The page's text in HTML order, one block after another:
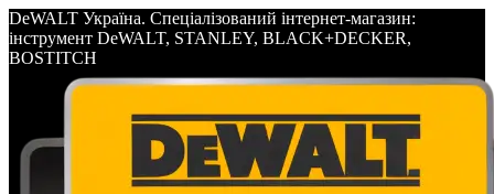
DeWALT Україна. Спеціалізований інтернет-магазин:
інструмент DeWALT, STANLEY, BLACK+DECKER,
BOSTITCH